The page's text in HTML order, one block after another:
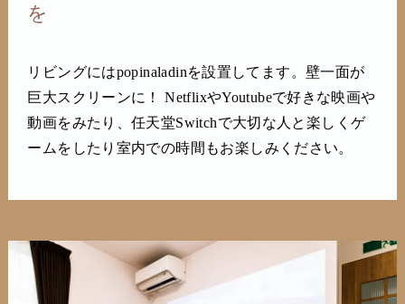
を
リビングにはpopinaladinを設置してます。壁一面が
巨大スクリーンに！ NetflixやYoutubeで好きな映画や
動画をみたり、任天堂Switchで大切な人と楽しくゲ
ームをしたり室内での時間もお楽しみください。